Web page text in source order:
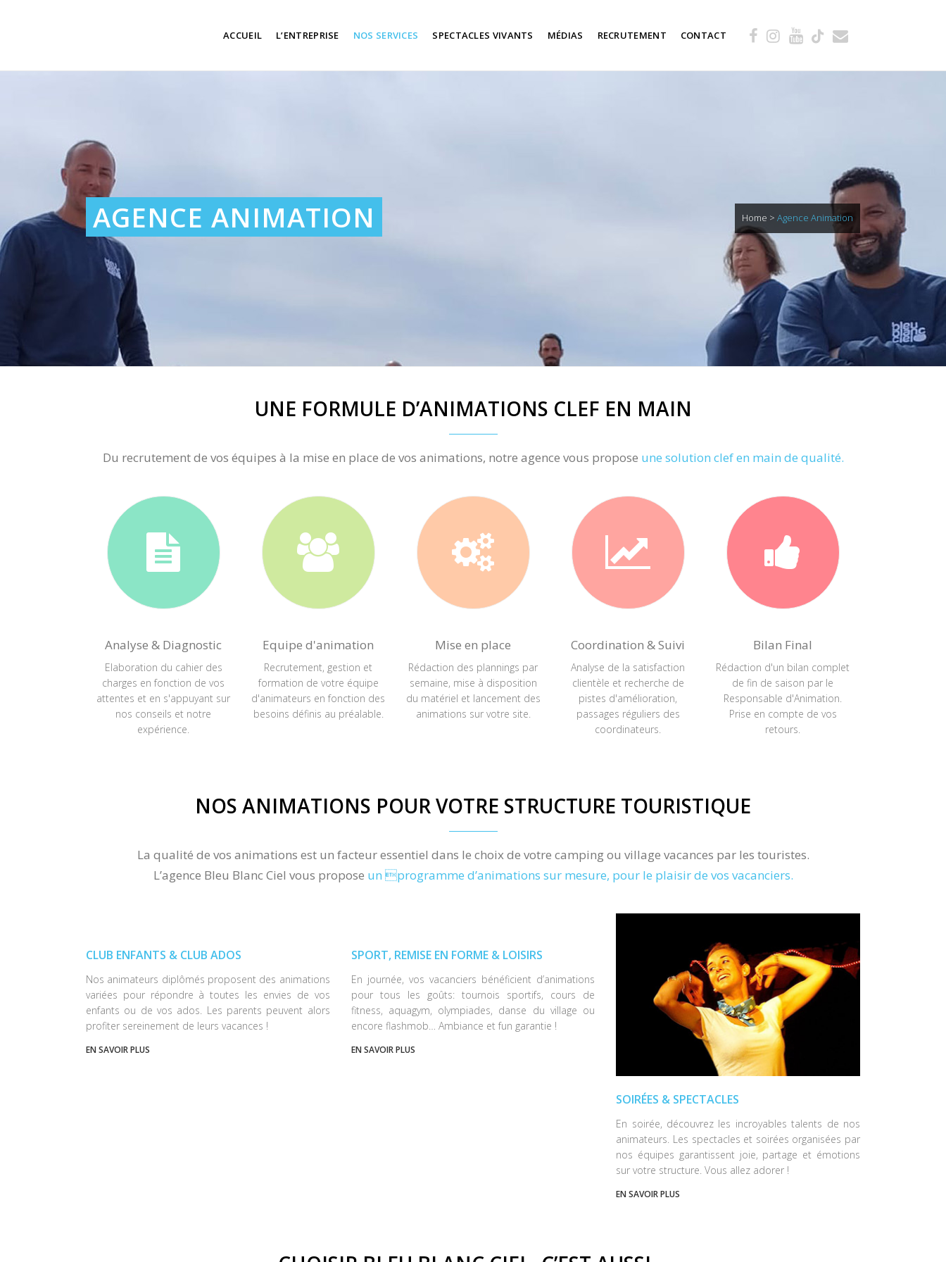
ACCUEIL L’ENTREPRISE NOS SERVICES SPECTACLES VIVANTS MÉDIAS RECRUTEMENT CONTACT
AGENCE ANIMATION Home > Agence Animation
UNE FORMULE D’ANIMATIONS CLEF EN MAIN
Du recrutement de vos équipes à la mise en place de vos animations, notre agence vous propose une solution clef en main de qualité.
Analyse & Diagnostic
Elaboration du cahier des
charges en fonction de vos
attentes et en s'appuyant sur
nos conseils et notre
expérience.
Equipe d'animation
Recrutement, gestion et
formation de votre équipe
d'animateurs en fonction des
besoins définis au préalable.
Mise en place
Rédaction des plannings par
semaine, mise à disposition
du matériel et lancement des
animations sur votre site.
Coordination & Suivi
Analyse de la satisfaction
clientèle et recherche de
pistes d'amélioration,
passages réguliers des
coordinateurs.
Bilan Final
Rédaction d'un bilan complet
de fin de saison par le
Responsable d'Animation.
Prise en compte de vos
retours.
NOS ANIMATIONS POUR VOTRE STRUCTURE TOURISTIQUE
La qualité de vos animations est un facteur essentiel dans le choix de votre camping ou village vacances par les touristes.
L’agence Bleu Blanc Ciel vous propose un programme d’animations sur mesure, pour le plaisir de vos vacanciers.
CLUB ENFANTS & CLUB ADOS
Nos animateurs diplômés proposent des animations
variées pour répondre à toutes les envies de vos
enfants ou de vos ados. Les parents peuvent alors
profiter sereinement de leurs vacances !
EN SAVOIR PLUS
SPORT, REMISE EN FORME & LOISIRS
En journée, vos vacanciers bénéficient d’animations
pour tous les goûts: tournois sportifs, cours de
fitness, aquagym, olympiades, danse du village ou
encore flashmob… Ambiance et fun garantie !
EN SAVOIR PLUS
SOIRÉES & SPECTACLES
En soirée, découvrez les incroyables talents de nos
animateurs. Les spectacles et soirées organisées par
nos équipes garantissent joie, partage et émotions
sur votre structure. Vous allez adorer !
EN SAVOIR PLUS